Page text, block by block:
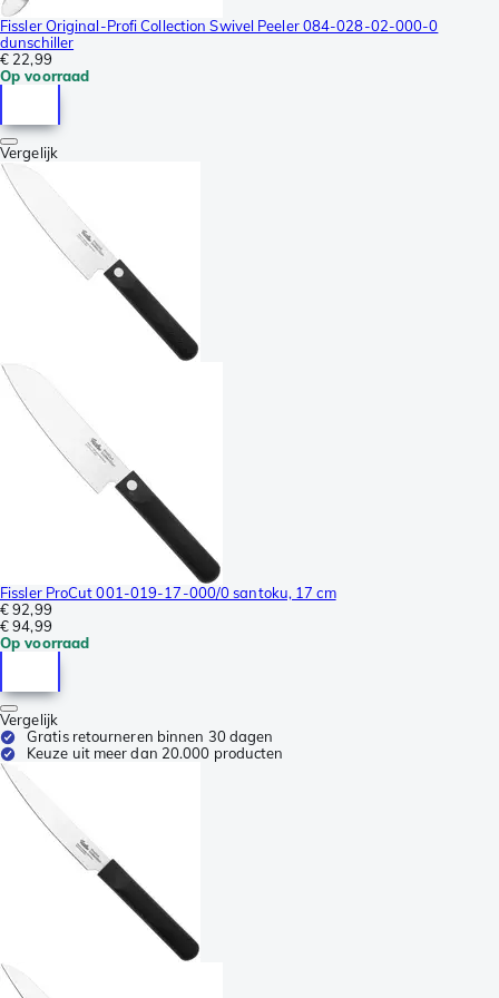
Fissler Original-Profi Collection Swivel Peeler 084-028-02-000-0
dunschiller
€ 22,99
Op voorraad
Vergelijk
Fissler ProCut 001-019-17-000/0 santoku, 17 cm
€ 92,99
€ 94,99
Op voorraad
Vergelijk
Gratis retourneren binnen 30 dagen
Keuze uit meer dan 20.000 producten